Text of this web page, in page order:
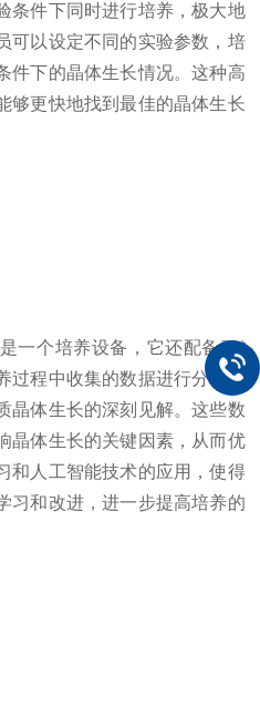
条件下同时进行培养，极大地
可以设定不同的实验参数，培
件下的晶体生长情况。这种高
够更快地找到最佳的晶体生长
个培养设备，它还配备了*
过程中收集的数据进行分析，
晶体生长的深刻见解。这些数
晶体生长的关键因素，从而优
和人工智能技术的应用，使得
习和改进，进一步提高培养的